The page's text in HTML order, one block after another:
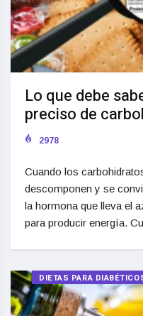
Lo que debe
preciso de
2978
Cuando los
descomponen y se
la hormona que lleva el
para producir energía.
DIETAS PARA